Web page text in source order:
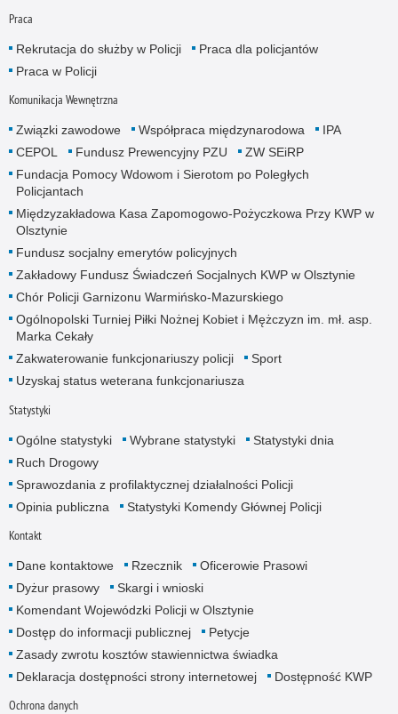
Praca
Rekrutacja do służby w Policji
Praca dla policjantów
Praca w Policji
Komunikacja Wewnętrzna
Związki zawodowe Współpraca międzynarodowa
IPA
CEPOL
Fundusz Prewencyjny PZU
ZW SEiRP
Fundacja Pomocy Wdowom i Sierotom po Poległych
Policjantach
Międzyzakładowa Kasa Zapomogowo-Pożyczkowa Przy KWP w
Olsztynie
Fundusz socjalny emerytów policyjnych
Zakładowy Fundusz Świadczeń Socjalnych KWP w Olsztynie
Chór Policji Garnizonu Warmińsko-Mazurskiego
Ogólnopolski Turniej Piłki Nożnej Kobiet i Mężczyzn im. mł. asp.
Marka Cekały
Zakwaterowanie funkcjonariuszy policji
Sport
Uzyskaj status weterana funkcjonariusza
Statystyki
Ogólne statystyki Wybrane statystyki
Statystyki dnia
Ruch Drogowy
Sprawozdania z profilaktycznej działalności Policji
Opinia publiczna
Statystyki Komendy Głównej Policji
Kontakt
Dane kontaktowe Rzecznik
Oficerowie Prasowi
Dyżur prasowy
Skargi i wnioski
Komendant Wojewódzki Policji w Olsztynie
Dostęp do informacji publicznej
Petycje
Zasady zwrotu kosztów stawiennictwa świadka
Deklaracja dostępności strony internetowej
Dostępność KWP
Ochrona danych